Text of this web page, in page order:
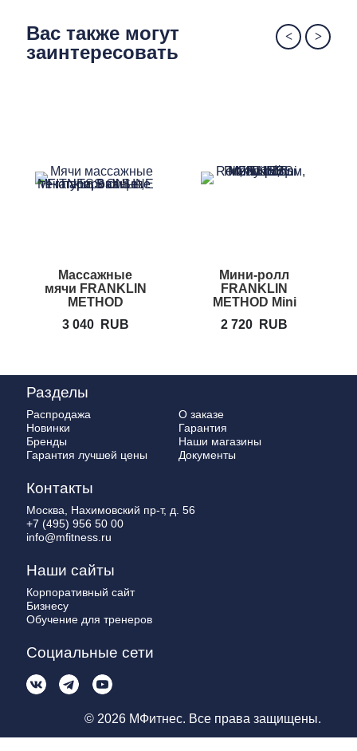
Вас также могут
заинтересовать
Массажные
мячи FRANKLIN
METHOD
3 040 RUB
Мини-ролл
FRANKLIN
METHOD Mini
2 720 RUB
Разделы
Распродажа
Новинки
Бренды
Гарантия лучшей цены
О заказе
Гарантия
Наши магазины
Документы
Контакты
Москва, Нахимовский пр-т, д. 56
+7 (495) 956 50 00
info@mfitness.ru
Наши сайты
Корпоративный сайт
Бизнесу
Обучение для тренеров
Социальные сети
© 2026 МФитнес. Все права защищены.